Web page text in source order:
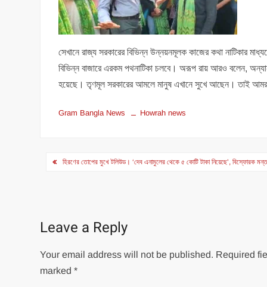
সেখানে রাজ্য সরকারের বিভিন্ন উন্নয়নমূলক কাজের কথা নাটিকার
বিভিন্ন বাজারে এরকম পথনাটিকা চলবে। অরূপ রায় আরও বলেন,
হয়েছে। তৃণমূল সরকারের আমলে মানুষ এখানে সুখে আছেন। তাই আমরা
Gram Bangla News Howrah news
Post
হিরণের তোপের মুখে টলিউড। ‘দেব এনামুলের থেকে ৫ কোটি টাকা নিয়েছে’, বিস্ফোরক
Leave a Reply
Your email address will not be published. Required
marked*